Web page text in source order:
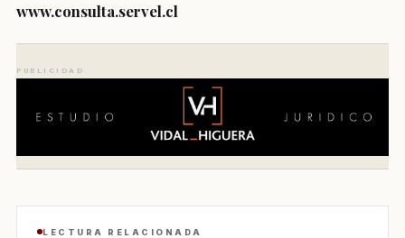
www.consulta.servel.cl
PUBLICIDAD
LECTURA RELACIONADA